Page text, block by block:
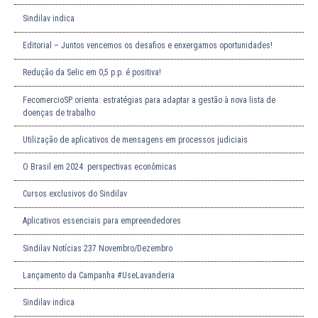
Sindilav indica
Editorial – Juntos vencemos os desafios e enxergamos oportunidades!
Redução da Selic em 0,5 p.p. é positiva!
FecomercioSP orienta: estratégias para adaptar a gestão à nova lista de
doenças de trabalho
Utilização de aplicativos de mensagens em processos judiciais
O Brasil em 2024: perspectivas econômicas
Cursos exclusivos do Sindilav
Aplicativos essenciais para empreendedores
Sindilav Notícias 237 Novembro/Dezembro
Lançamento da Campanha #UseLavanderia
Sindilav indica